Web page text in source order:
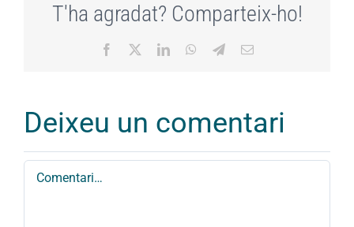
T'ha agradat? Comparteix-ho!
Facebook LinkedInWhatsApp
TelegramEmail:
Deixeu un comentari
Comment